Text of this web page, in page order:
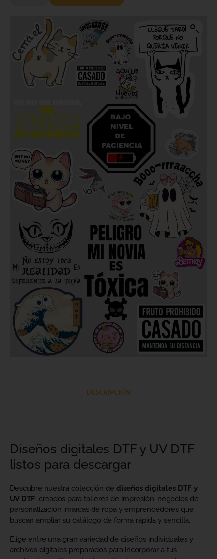
DESCRIPCIÓN
Diseños digitales DTF y UV DTF
listos para descargar
Descubre nuestra colección de diseños digitales DTF y
UV DTF, creados para talleres de impresión, negocios de
personalización, marcas de ropa y emprendedores que
buscan ampliar su catálogo de forma rápida y sencilla.
Elige entre una gran variedad de diseños individuales y
archivos digitales preparados para incorporar a tus